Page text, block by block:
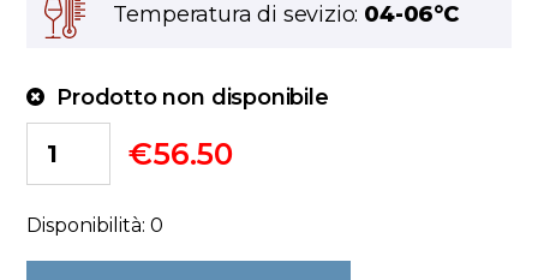
Temperatura di sevizio: 04-06°C
Prodotto non disponibile
€56.50
Disponibilità: 0